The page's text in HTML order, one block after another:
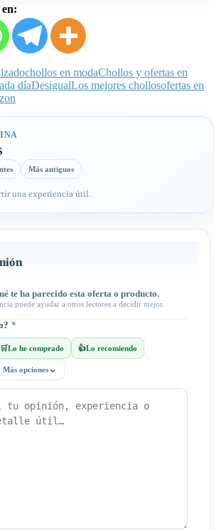
chollos en modaChollos y ofertas en
díaDesigualLos mejores chollosofertas en
Más antiguos
una experiencia útil.
te ha parecido esta oferta o producto.
puede ayudar a otros lectores a decidir mejor.
*
🛒Lo he comprado 👍Lo recomiendo
Más opciones ⌄